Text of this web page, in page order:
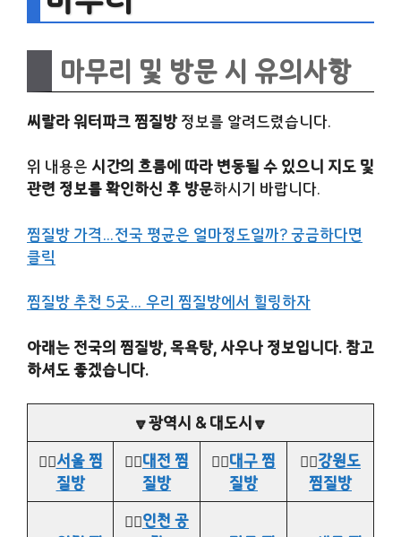
마무리 및 방문 시 유의사항
씨랄라 워터파크 찜질방정보를 알려드렸습니다.
위 내용은 시간의 흐름에 따라 변동될 수 있으니 지도 및
관련 정보를 확인하신 후 방문하시기 바랍니다.
찜질방 가격…전국 평균은 얼마정도일까? 궁금하다면
클릭
찜질방 추천 5곳… 우리 찜질방에서 힐링하자
아래는 전국의 찜질방, 목욕탕, 사우나 정보입니다. 참고
하셔도 좋겠습니다.
🔽광역시 & 대도시🔽
👉🏻서울 찜
질방
👉🏻대전 찜
질방
👉🏻대구 찜
질방
👉🏻강원도
찜질방
👉🏻인천 공